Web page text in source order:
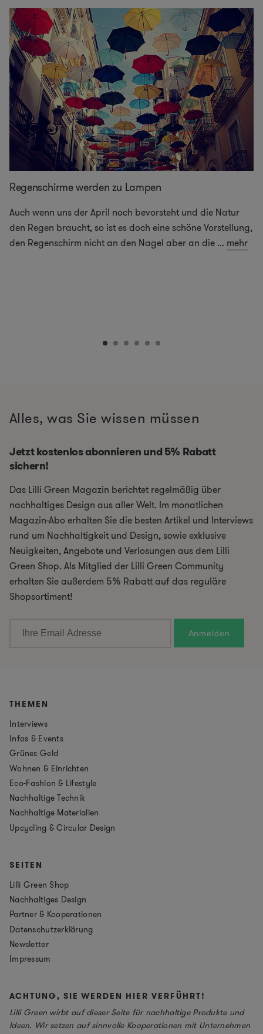
Regenschirme werden zu Lampen
Auch wenn uns der April noch bevorsteht und die Natur
den Regen braucht, so ist es doch eine schöne Vorstellung,
den Regenschirm nicht an den Nagel aber an die ... mehr
Alles, was Sie wissen müssen
Jetzt kostenlos abonnieren und 5% Rabatt
sichern!
Das Lilli Green Magazin berichtet regelmäßig über
nachhaltiges Design aus aller Welt. Im monatlichen
Magazin-Abo erhalten Sie die besten Artikel und Interviews
rund um Nachhaltigkeit und Design, sowie exklusive
Neuigkeiten, Angebote und Verlosungen aus dem Lilli
Green Shop. Als Mitglied der Lilli Green Community
erhalten Sie außerdem 5% Rabatt auf das reguläre
Shopsortiment!
THEMEN
Interviews
Infos & Events
Grünes Geld
Wohnen & Einrichten
Eco-Fashion & Lifestyle
Nachhaltige Technik
Nachhaltige Materialien
Upcycling & Circular Design
SEITEN
Lilli Green Shop
Nachhaltiges Design
Partner & Kooperationen
Datenschutzerklärung
Newsletter
Impressum
ACHTUNG, SIE WERDEN HIER VERFÜHRT!
Lilli Green wirbt auf dieser Seite für nachhaltige Produkte und
Ideen. Wir setzen auf sinnvolle Kooperationen mit Unternehmen